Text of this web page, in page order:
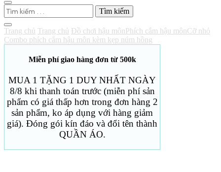
Tìm
kiếm
cho:
Trang chủ Trang chủ Đồ chơi hậu mônPhích cắm hậu mônCỡ nhỏ
Combo phích cắm hậu môn kèm kẹp núm hồng
Miễn phí giao hàng đơn từ 500k
MUA 1 TẶNG 1 DUY NHẤT NGÀY
8/8 khi thanh toán trước (miễn phí sản
phẩm có giá thấp hơn trong đơn hàng 2
sản phẩm, ko áp dụng với hàng giảm
giá). Đóng gói kín đáo và đổi tên thành
QUẦN ÁO.